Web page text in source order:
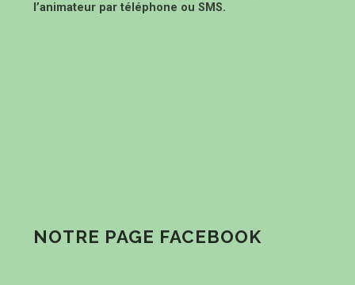
l’animateur par téléphone ou SMS.
NOTRE PAGE FACEBOOK